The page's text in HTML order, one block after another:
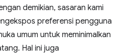
demikian, sasaran kami
preferensi pengguna
umum untuk meminimalkan
Hal ini juga